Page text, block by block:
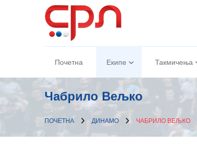
Почетна Екипе Такмичења
Чабрило Вељко
ПОЧЕТНА ДИНАМО ЧАБРИЛО ВЕЉКО